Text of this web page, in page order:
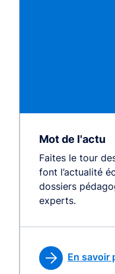
Mot de l'actu
Faites le tour
font l’actualité
dossiers
experts.
En savoir